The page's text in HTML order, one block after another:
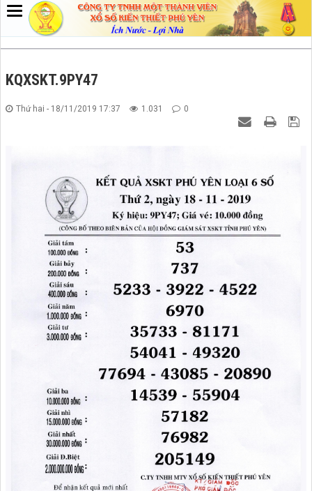
KQXSKT.9PY47
Thứ hai - 18/11/2019 17:37 1.031 0